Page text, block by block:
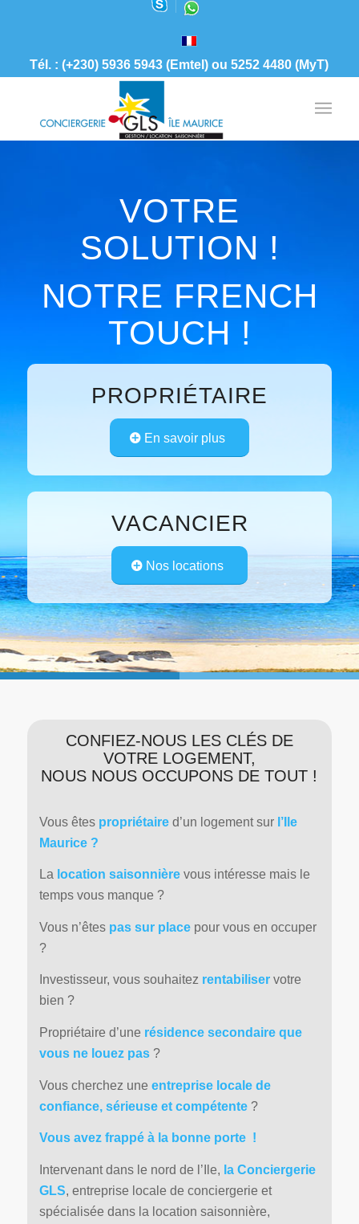
Tél. : (+230) 5936 5943 (Emtel) ou 5252 4480 (MyT)
VOTRE
SOLUTION !
NOTRE FRENCH
TOUCH !
PROPRIÉTAIRE
En savoir plus
VACANCIER
Nos locations
CONFIEZ-NOUS LES CLÉS DE
VOTRE LOGEMENT,
NOUS NOUS OCCUPONS DE TOUT !
Vous êtespropriétaire d’un logement surl’Ile
Maurice ?
La location saisonnièrevous intéresse mais le
temps vous manque ?
Vous n’êtes pas sur placepour vous en occuper
?
Investisseur, vous souhaitez rentabiliservotre
bien ?
Propriétaire d’une résidence secondaire que
vous ne louez pas?
Vous cherchez une entreprise locale de
confiance, sérieuse et compétente?
Vous avez frappé à la bonne porte !
Intervenant dans le nord de l’Ile, la Conciergerie
GLS, entreprise locale de conciergerie et
spécialisée dans la location saisonnière,